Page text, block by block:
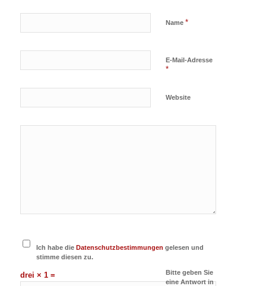
Name *
E-Mail-Adresse
*
Website
Ich habe dieDatenschutzbestimmungen gelesen und
stimme diesen zu.
Bitte geben Sie
eine Antwort in
drei × 1 =